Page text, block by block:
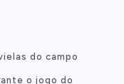
do campo
o jogo do